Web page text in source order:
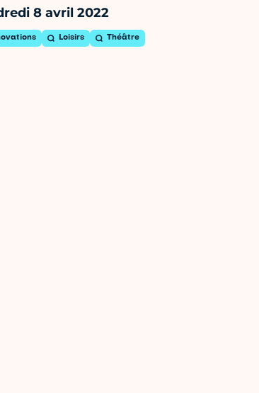
8 avril 2022
Loisirs Théâtre